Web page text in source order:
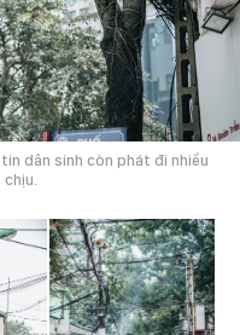
dân sinh còn phát đi nhiều
chịu.